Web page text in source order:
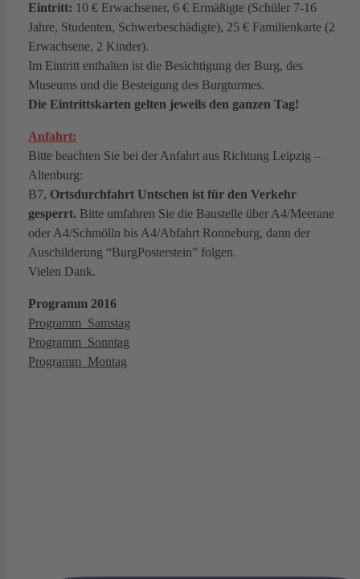
Eintritt: 10 € Erwachsener, 6 € Ermäßigte (Schüler 7-16
Jahre, Studenten, Schwerbeschädigte), 25 € Familienkarte (2
Erwachsene, 2 Kinder).
Im Eintritt enthalten ist die Besichtigung der Burg, des
Museums und die Besteigung des Burgturmes.
Die Eintrittskarten gelten jeweils den ganzen Tag!
Anfahrt:
Bitte beachten Sie bei der Anfahrt aus Richtung Leipzig –
Altenburg:
B7, Ortsdurchfahrt Untschen ist für den Verkehr
gesperrt. Bitte umfahren Sie die Baustelle über A4/Meerane
oder A4/Schmölln bis A4/Abfahrt Ronneburg, dann der
Auschilderung “BurgPosterstein” folgen.
Vielen Dank.
Programm 2016
Programm_Samstag
Programm_Sonntag
Programm_Montag